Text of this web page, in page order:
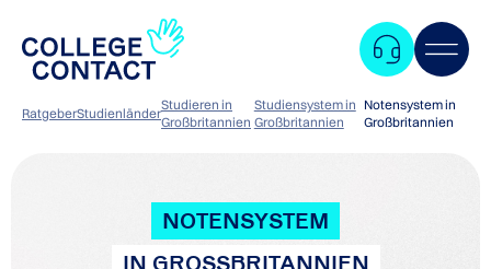
RatgeberStudienländer
Studieren in
Großbritannien
Studiensystem in
Großbritannien
Notensystem in
Großbritannien
NOTENSYSTEM
IN GROSSBRITANNIEN